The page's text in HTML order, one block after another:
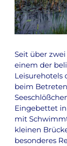
Seit über
einem der
Leisurehotels
beim
Eingebettet
mit
kleinen
besonderes